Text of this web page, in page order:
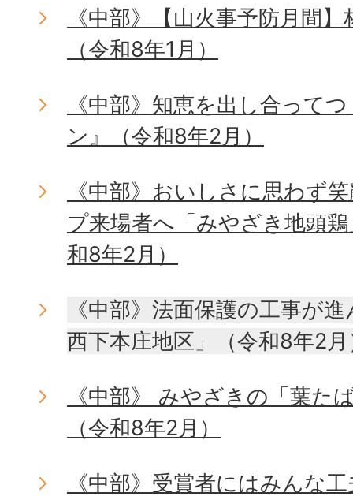
《中部》【山火事予防月間
（令和8年1月）
《中部》知恵を出し合って
ン』（令和8年2月）
《中部》おいしさに思わず
プ来場者へ「みやざき地頭
和8年2月）
《中部》法面保護の工事が
西下本庄地区」（令和8年2
《中部》 みやざきの「葉た
（令和8年2月）
《中部》受賞者にはみんな